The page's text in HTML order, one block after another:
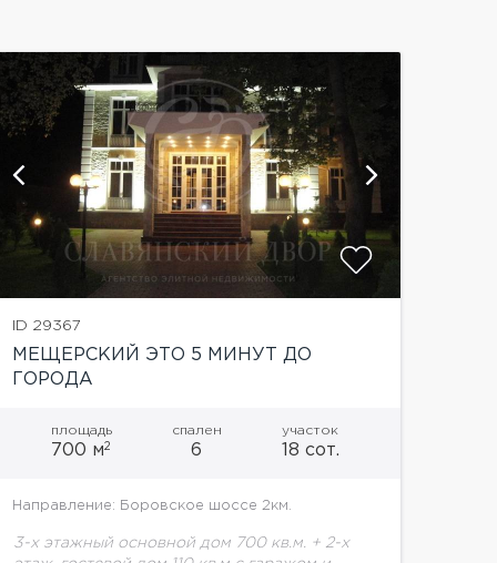
ID 29367
МЕЩЕРСКИЙ ЭТО 5 МИНУТ ДО
ГОРОДА
площадь
700 м2
спален
6
участок
18 сот.
Направление: Боровское шоссе 2км.
3-х этажный основной дом 700 кв.м. + 2-х